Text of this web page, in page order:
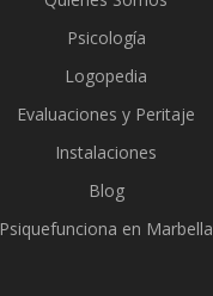
Psicología
Logopedia
Evaluaciones y Peritaje
Instalaciones
Blog
Psiquefunciona en Marbella